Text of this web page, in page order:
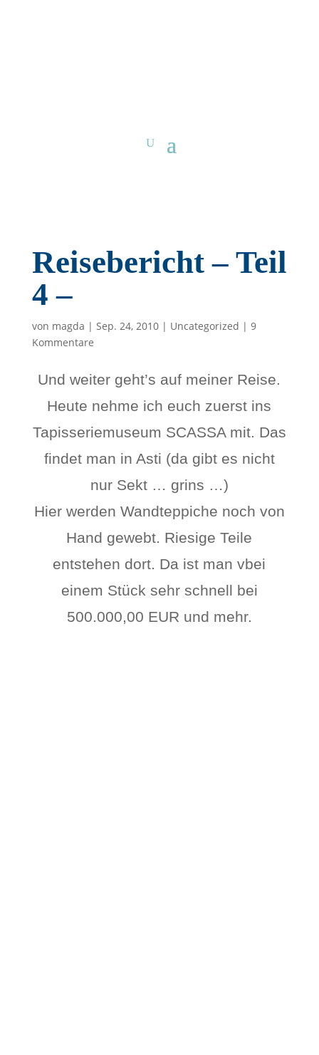
Reisebericht – Teil
4 –
von magda | Sep. 24, 2010| Uncategorized | 9
Kommentare
Und weiter geht’s auf meiner Reise.
Heute nehme ich euch zuerst ins
Tapisseriemuseum SCASSA mit. Das
findet man in Asti (da gibt es nicht
nur Sekt … grins …)
Hier werden Wandteppiche noch von
Hand gewebt. Riesige Teile
entstehen dort. Da ist man vbei
einem Stück sehr schnell bei
500.000,00 EUR und mehr.